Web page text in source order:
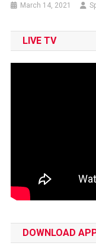
March 14, 2021
LIVE TV
DOWNLOAD